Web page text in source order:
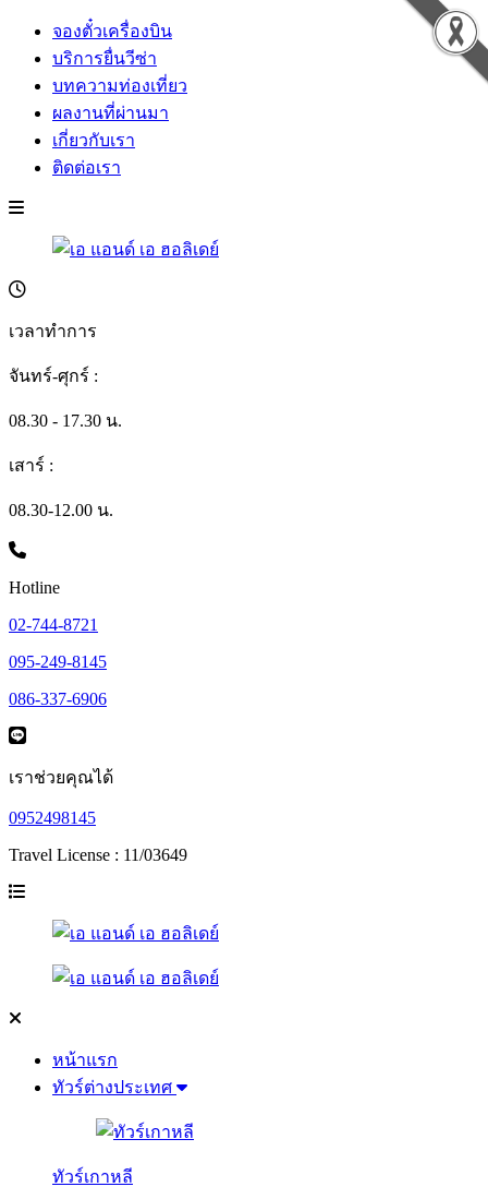
จองตั๋วเครื่องบิน
บริการยื่นวีซ่า
บทความท่องเที่ยว
ผลงานที่ผ่านมา
เกี่ยวกับเรา
ติดต่อเรา
เวลาทำการ
จันทร์-ศุกร์ :
08.30 - 17.30 น.
เสาร์ :
08.30-12.00 น.
Hotline
02-744-8721
095-249-8145
086-337-6906
เราช่วยคุณได้
0952498145
Travel License : 11/03649
หน้าแรก
ทัวร์ต่างประเทศ
ทัวร์เกาหลี